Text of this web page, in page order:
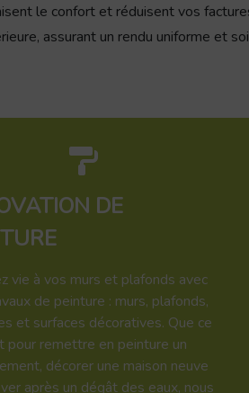
le confort et réduisent vos
assurant un rendu uniforme et
DE
vie à vos murs et plafonds avec
de peinture : murs, plafonds,
et surfaces décoratives. Que ce
pour remettre en peinture un
décorer une maison neuve
après un dégât des eaux, nous